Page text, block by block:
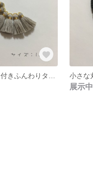
展示中